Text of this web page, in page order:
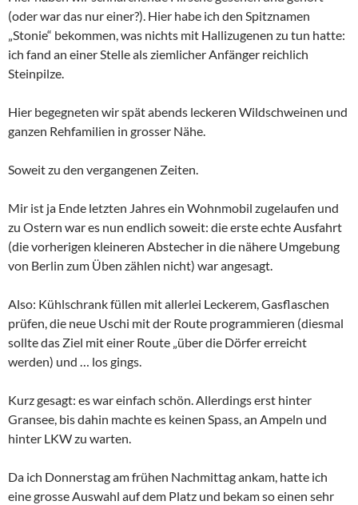
(oder war das nur einer?). Hier habe ich den Spitznamen
„Stonie“ bekommen, was nichts mit Hallizugenen zu tun hatte:
ich fand an einer Stelle als ziemlicher Anfänger reichlich
Steinpilze.
Hier begegneten wir spät abends leckeren Wildschweinen und
ganzen Rehfamilien in grosser Nähe.
Soweit zu den vergangenen Zeiten.
Mir ist ja Ende letzten Jahres ein Wohnmobil zugelaufen und
zu Ostern war es nun endlich soweit: die erste echte Ausfahrt
(die vorherigen kleineren Abstecher in die nähere Umgebung
von Berlin zum Üben zählen nicht) war angesagt.
Also: Kühlschrank füllen mit allerlei Leckerem, Gasflaschen
prüfen, die neue Uschi mit der Route programmieren (diesmal
sollte das Ziel mit einer Route „über die Dörfer erreicht
werden) und … los gings.
Kurz gesagt: es war einfach schön. Allerdings erst hinter
Gransee, bis dahin machte es keinen Spass, an Ampeln und
hinter LKW zu warten.
Da ich Donnerstag am frühen Nachmittag ankam, hatte ich
eine grosse Auswahl auf dem Platz und bekam so einen sehr